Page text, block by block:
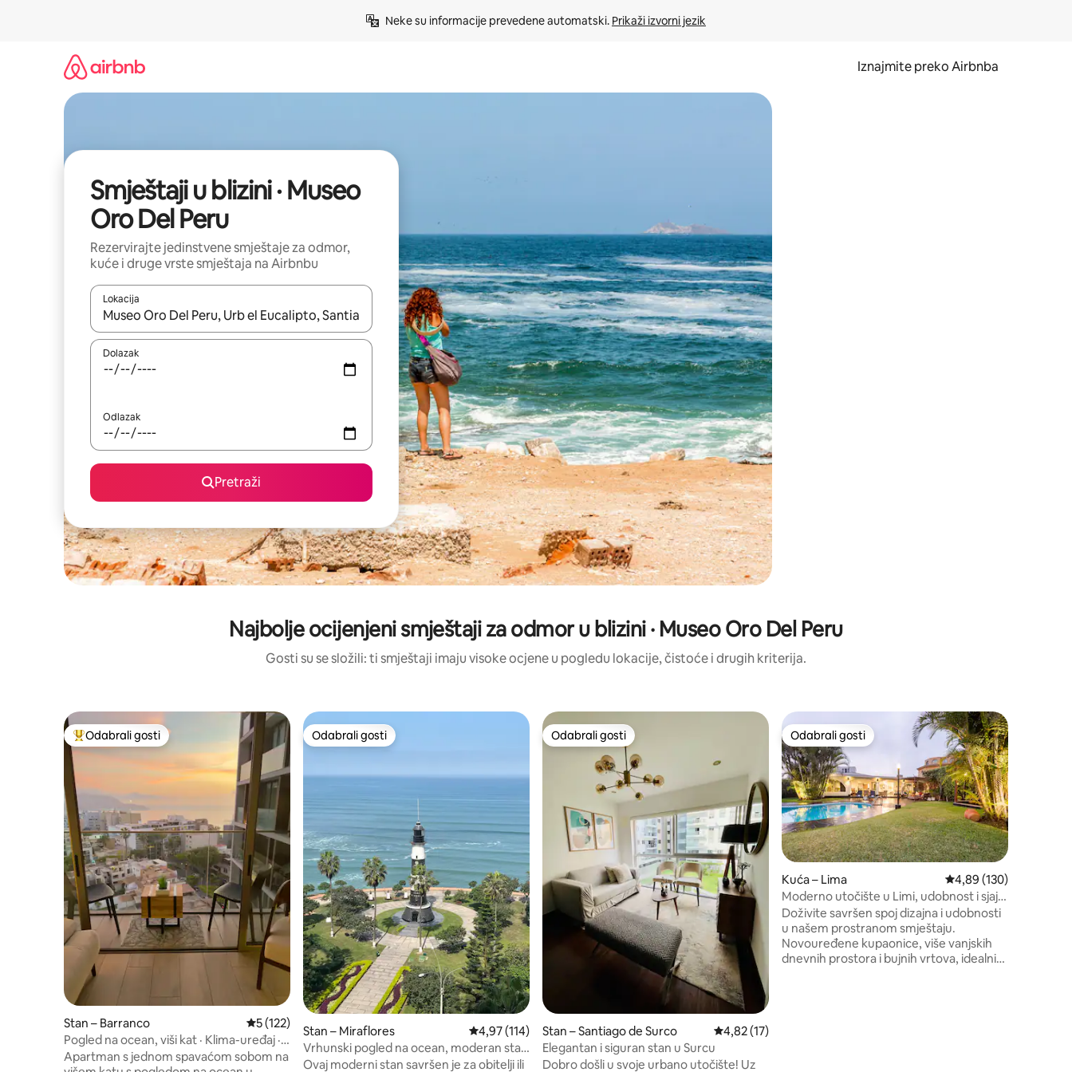
Neke su informacije prevedene automatski. Prikaži izvorni jezik
Iznajmite preko Airbnba
Smještaji u blizini · Museo
Oro Del Peru
Rezervirajte jedinstvene smještaje za odmor,
kuće i druge vrste smještaja na Airbnbu
Lokacija
Kada budu dostupni rezultati, moći ćete ih pregledati koristeći se strelicama prema gore i prema dolje, kao i dodirom ili prelaskom prstom po zaslonu.
Dolazak
Odlazak
Pretraži
Najbolje ocijenjeni smještaji za odmor u blizini · Museo Oro Del Peru
Gosti su se složili: ti smještaji imaju visoke ocjene u pogledu lokacije, čistoće i drugih kriterija.
Među najviše rangiranima s oznakom „Odabrali gosti”
Odabrali gosti
Stan – Barranco Prosječna ocjena: 5/5, recenzija: 122
5 (122)
Pogled na ocean, viši kat · Klima-uređaj ·
500 Mbps · Bazen i teretana
Apartman s jednom spavaćom sobom na
Odabrali gosti
Odabrali gosti
Stan – Miraflores Prosječna ocjena: 4,97/5, recenzija: 114
4,97 (114)
Vrhunski pogled na ocean, moderan stan
s 3 zvjezdice
Ovaj moderni stan savršen je za obitelji ili
Odabrali gosti
Odabrali gosti
Stan – Santiago de Surco Prosječna ocjena: 4,82/5, recenzija: 17
4,82 (17)
Elegantan i siguran stan u Surcu
Dobro došli u svoje urbano utočište! Uz
Odabrali gosti
Odabrali gosti
Kuća – Lima Prosječna ocjena:
4,89 (130)
Moderno utočište u Limi, udobnost i sjajni
sadržaji
Doživite savršen spoj dizajna i udobnosti
u našem prostranom smještaju.
Novouređene kupaonice, više vanjskih
dnevnih prostora i bujnih vrtova, idealni